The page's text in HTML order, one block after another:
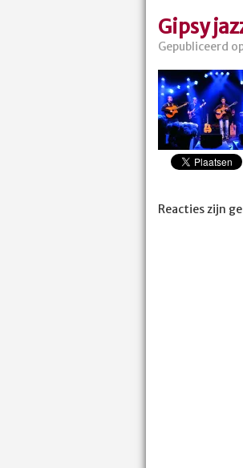
Gipsy
Gepubliceerd
Reacties zijn